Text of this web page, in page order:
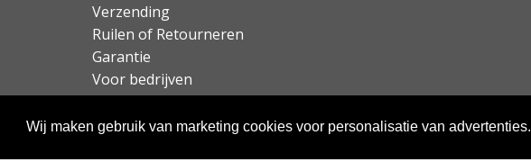
Wij maken gebruik van marketing cookies voor personalisatie van advertenties.
Verzending
Ruilen of Retourneren
Garantie
Voor bedrijven
Over KloegCom.nl